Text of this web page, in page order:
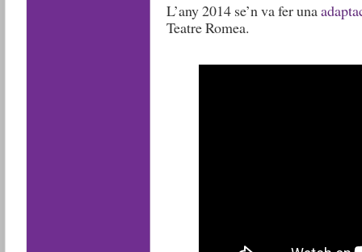
L’any 2014 se’n va fer una
Teatre Romea.